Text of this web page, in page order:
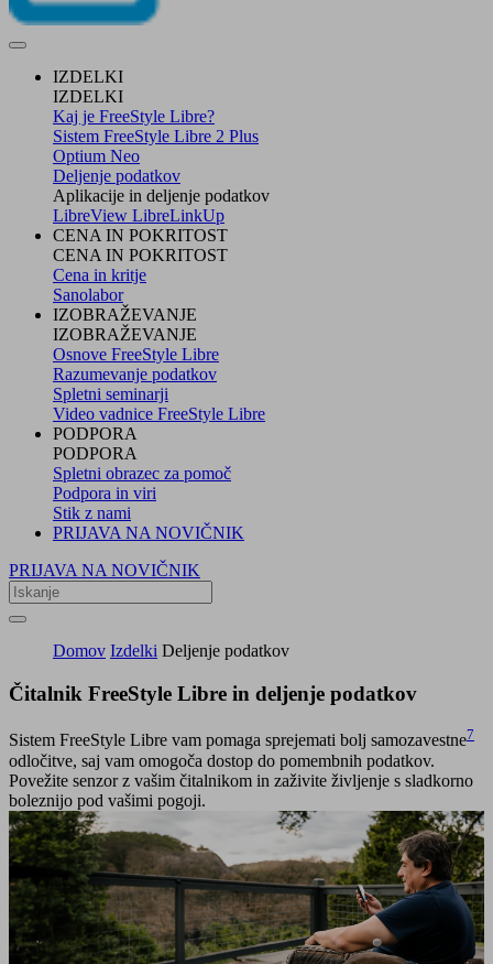
IZDELKI
IZDELKI
Kaj je FreeStyle Libre?
Sistem FreeStyle Libre 2 Plus
Optium Neo
Deljenje podatkov
Aplikacije in deljenje podatkov
LibreView LibreLinkUp
CENA IN POKRITOST
CENA IN POKRITOST
Cena in kritje
Sanolabor
IZOBRAŽEVANJE
IZOBRAŽEVANJE
Osnove FreeStyle Libre
Razumevanje podatkov
Spletni seminarji
Video vadnice FreeStyle Libre
PODPORA
PODPORA
Spletni obrazec za pomoč
Podpora in viri
Stik z nami
PRIJAVA NA NOVIČNIK
PRIJAVA NA NOVIČNIK
Domov Izdelki Deljenje podatkov
Čitalnik FreeStyle Libre in deljenje podatkov
Sistem FreeStyle Libre vam pomaga sprejemati bolj samozavestne7
odločitve, saj vam omogoča dostop do pomembnih podatkov.
Povežite senzor z vašim čitalnikom in zaživite življenje s sladkorno
boleznijo pod vašimi pogoji.